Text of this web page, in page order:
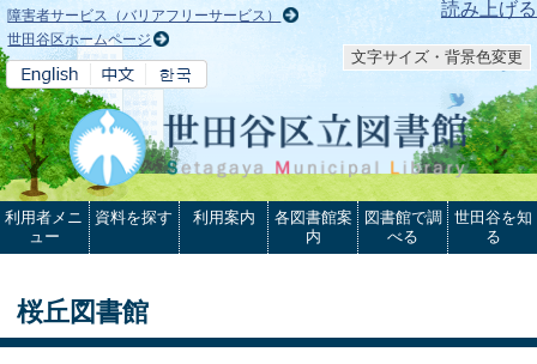
本文へ 読み上げる
障害者サービス（バリアフリーサービス）
世田谷区ホームページ
文字サイズ・背景色変更
利用者メニ
ュー
資料を探す 利用案内
各図書館案
内
図書館で調
べる
世田谷を知
る
桜丘図書館